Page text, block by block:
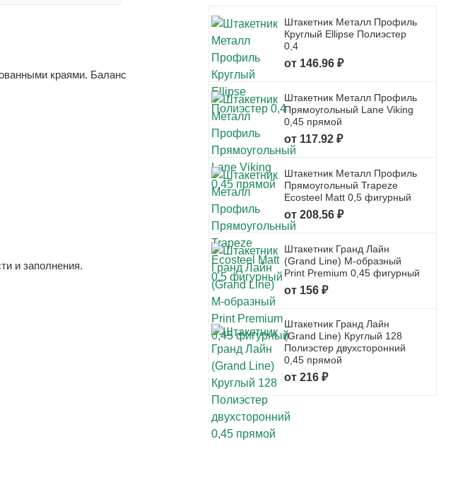
краями. Баланс
и заполнения.
Штакетник Металл Профиль
Круглый Ellipse Полиэстер
0,4
от 146.96 ₽
Штакетник Металл Профиль
Прямоугольный Lane Viking
0,45 прямой
от 117.92 ₽
Штакетник Металл Профиль
Прямоугольный Trapeze
Ecosteel Matt 0,5 фигурный
от 208.56 ₽
Штакетник Гранд Лайн
(Grand Line) М-образный
Print Premium 0,45 фигурный
от 156 ₽
Штакетник Гранд Лайн
(Grand Line) Круглый 128
Полиэстер двухсторонний
0,45 прямой
от 216 ₽